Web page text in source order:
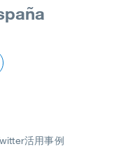
活用事例